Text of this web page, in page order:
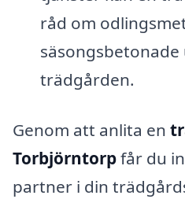
råd om
trädgården.
Genom att anlita en
Torbjörntorpfår du
partner i din